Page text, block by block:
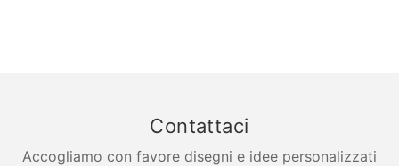
Contattaci
Accogliamo con favore disegni e idee personalizzati